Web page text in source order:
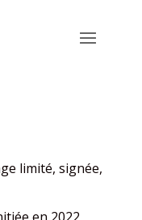
limité, signée,